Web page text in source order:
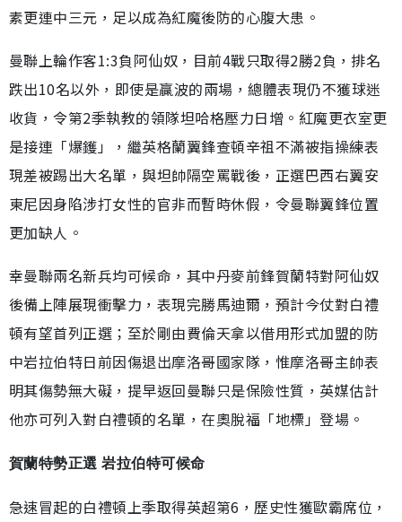
素更連中三元，足以成為紅魔後防的心腹大患。
曼聯上輪作客1:3負阿仙奴，目前4戰只取得2勝2負，排名
跌出10名以外，即使是贏波的兩場，總體表現仍不獲球迷
收貨，令第2季執教的領隊坦哈格壓力日增。紅魔更衣室更
是接連「爆鑊」，繼英格蘭翼鋒查頓辛祖不滿被指操練表
現差被踢出大名單，與坦帥隔空罵戰後，正選巴西右翼安
東尼因身陷涉打女性的官非而暫時休假，令曼聯翼鋒位置
更加缺人。
幸曼聯兩名新兵均可候命，其中丹麥前鋒賀蘭特對阿仙奴
後備上陣展現衝擊力，表現完勝馬迪爾，預計今仗對白禮
頓有望首列正選；至於剛由費倫天拿以借用形式加盟的防
中岩拉伯特日前因傷退出摩洛哥國家隊，惟摩洛哥主帥表
明其傷勢無大礙，提早返回曼聯只是保險性質，英媒估計
他亦可列入對白禮頓的名單，在奧脫福「地標」登場。
賀蘭特勢正選 岩拉伯特可候命
急速冒起的白禮頓上季取得英超第6，歷史性獲歐霸席位，